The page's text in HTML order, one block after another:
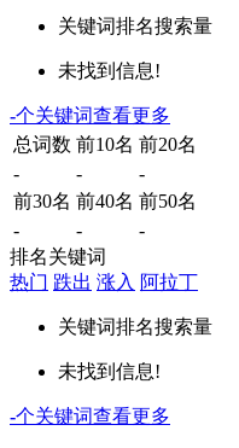
关键词排名搜索量
未找到信息!
-个关键词查看更多
总词数 前10名 前20名
-
-
-
前30名 前40名 前50名
-
-
-
排名关键词
热门 跌出 涨入 阿拉丁
关键词排名搜索量
未找到信息!
-个关键词查看更多